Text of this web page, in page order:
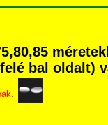
bal oldalt)